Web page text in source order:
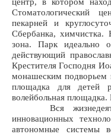
Стоматологический
пекарней и
Сбербанка, химчистка.
зона. Парк идеально
действующий
Крестителя Господня
монашеским подворьем
площадка для детей
волейбольная площадка.
Вся
инновационных
автономные системы